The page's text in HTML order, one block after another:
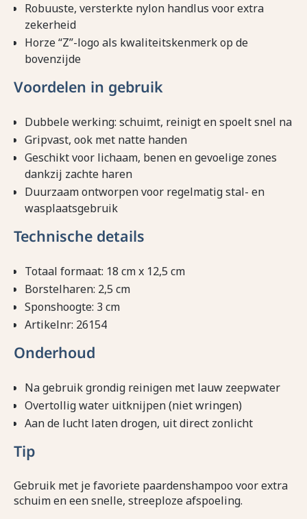
Robuuste, versterkte nylon handlus voor extra
zekerheid
Horze “Z”-logo als kwaliteitskenmerk op de
bovenzijde
Voordelen in gebruik
Dubbele werking: schuimt, reinigt en spoelt snel na
Gripvast, ook met natte handen
Geschikt voor lichaam, benen en gevoelige zones
dankzij zachte haren
Duurzaam ontworpen voor regelmatig stal- en
wasplaatsgebruik
Technische details
Totaal formaat: 18 cm x 12,5 cm
Borstelharen: 2,5 cm
Sponshoogte: 3 cm
Artikelnr: 26154
Onderhoud
Na gebruik grondig reinigen met lauw zeepwater
Overtollig water uitknijpen (niet wringen)
Aan de lucht laten drogen, uit direct zonlicht
Tip
Gebruik met je favoriete paardenshampoo voor extra
schuim en een snelle, streeploze afspoeling.